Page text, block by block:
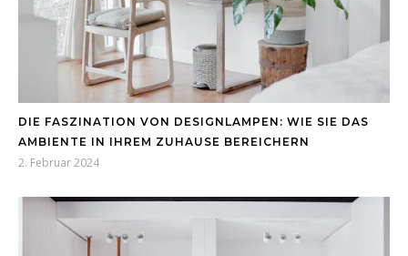
DIE FASZINATION VON DESIGNLAMPEN: WIE SIE DAS
AMBIENTE IN IHREM ZUHAUSE BEREICHERN
2. Februar 2024